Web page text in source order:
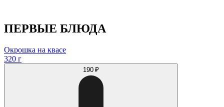
ПЕРВЫЕ БЛЮДА
Окрошка на квасе
320 г
190 ₽